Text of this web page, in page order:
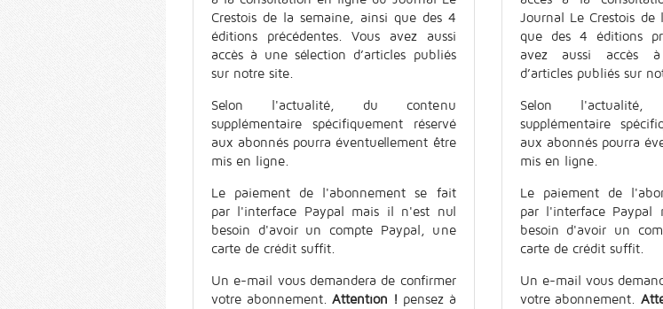
Crestois de la semaine, ainsi que des 4
éditions précédentes. Vous avez aussi
accès à une sélection d’articles publiés
sur notre site.
Selon l'actualité, du contenu
supplémentaire spécifiquement réservé
aux abonnés pourra éventuellement être
mis en ligne.
Le paiement de l'abonnement se fait
par l'interface Paypal mais il n'est nul
besoin d'avoir un compte Paypal, une
carte de crédit suffit.
Un e-mail vous demandera de confirmer
votre abonnement. Attention ! pensez à
Journal Le Crestois de
que des 4 éditions
avez aussi accès
d’articles publiés sur
Selon
supplémentaire
aux abonnés pourra
mis en ligne.
Le paiement de
par l'interface Paypal
besoin d'avoir un
carte de crédit suffit.
Un e-mail vous
votre abonnement.